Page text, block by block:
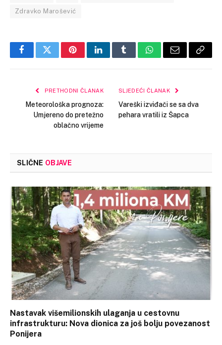
Zdravko Marošević
FacebookTwitterPinterestLinkedInTumblrWhatsApp
Email Copy
PRETHODNI ČLANAK
Meteorološka prognoza:
Umjereno do pretežno
oblačno vrijeme
SLJEDEĆI ČLANAK
Vareški izviđači se sa dva
pehara vratili iz Šapca
SLIČNE OBJAVE
Nastavak višemilionskih ulaganja u cestovnu
infrastrukturu: Nova dionica za još bolju povezanost
Ponijera